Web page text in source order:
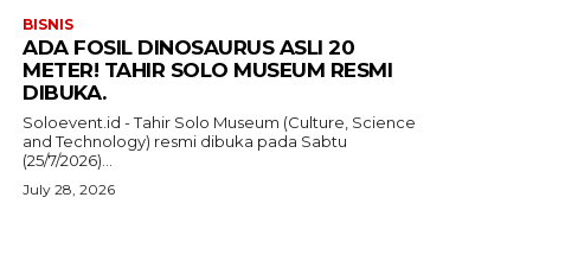
BISNIS
ADA FOSIL DINOSAURUS ASLI 20
METER! TAHIR SOLO MUSEUM RESMI
DIBUKA.
Soloevent.id - Tahir Solo Museum (Culture, Science
and Technology) resmi dibuka pada Sabtu
(25/7/2026)...
July 28, 2026